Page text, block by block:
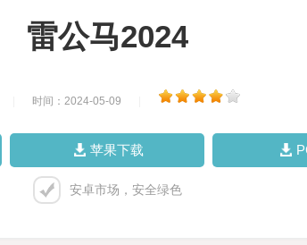
雷公马2024
时间：2024-05-09
苹果下载
安卓市场，安全绿色